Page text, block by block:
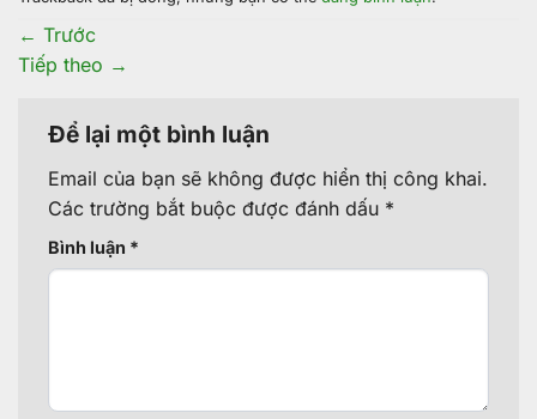
← Trước
Tiếp theo →
Để lại một bình luận
Email của bạn sẽ không được hiển thị công khai.
Các trường bắt buộc được đánh dấu *
Bình luận *